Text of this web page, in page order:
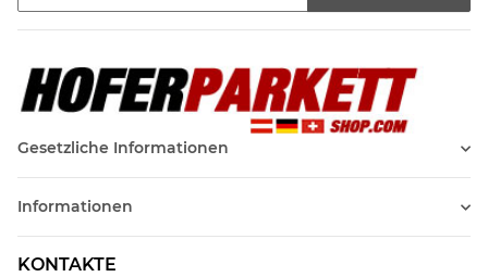
Gesetzliche Informationen
Informationen
KONTAKTE